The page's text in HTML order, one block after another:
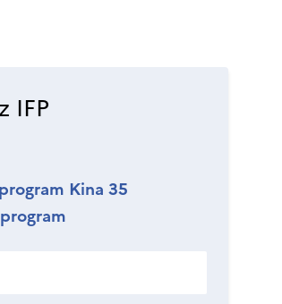
IFP
Kina 35